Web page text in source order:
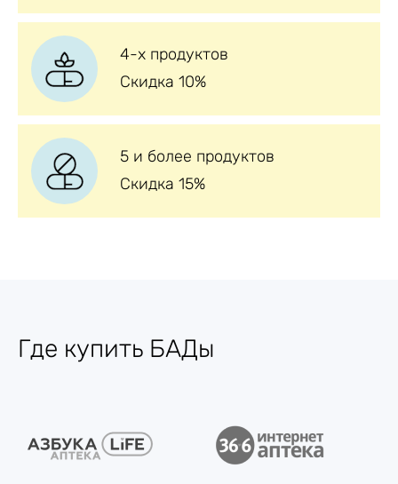
4-х продуктов
Скидка 10%
5 и более продуктов
Скидка 15%
Где купить БАДы